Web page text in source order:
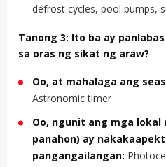
defrost cycles, pool pumps,
Tanong 3: Ito ba ay
sa oras ng sikat ng araw?
Oo, at mahalaga ang
Astronomic timer
Oo, ngunit ang mga lokal
panahon) ay
pangangailangan: